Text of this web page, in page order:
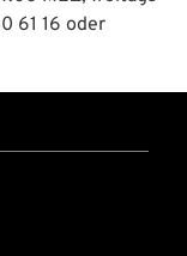
61 16 oder